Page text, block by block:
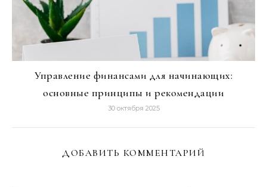
Управление финансами для начинающих:
основные принципы и рекомендации
30 октября 2025
ДОБАВИТЬ КОММЕНТАРИЙ